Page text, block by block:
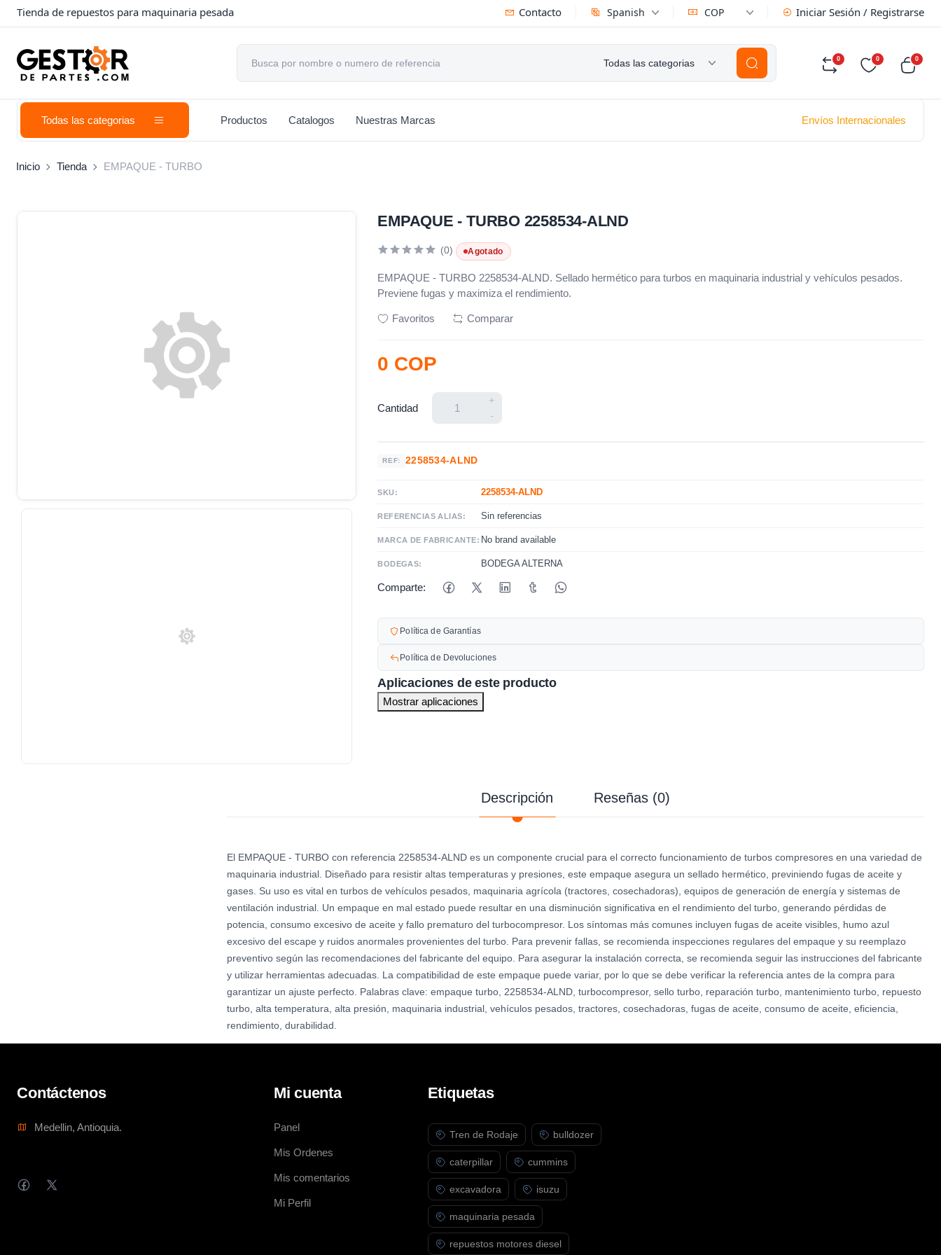
Tienda de repuestos para maquinaria pesada Contacto Spanish COP Iniciar Sesión / Registrarse
Todas las categorias 0 0 0
Todas las categorias Productos Catalogos Nuestras Marcas Envíos Internacionales
Inicio Tienda EMPAQUE - TURBO
EMPAQUE - TURBO 2258534-ALND
(0) Agotado
EMPAQUE - TURBO 2258534-ALND. Sellado hermético para turbos en maquinaria industrial y vehículos pesados.
Previene fugas y maximiza el rendimiento.
Favoritos Comparar
0 COP
Cantidad
+
-
REF: 2258534-ALND
SKU: 2258534-ALND
REFERENCIAS ALIAS: Sin referencias
MARCA DE FABRICANTE: No brand available
BODEGAS: BODEGA ALTERNA
Comparte:
Política de Garantías
Política de Devoluciones
Aplicaciones de este producto
Mostrar aplicaciones
Descripción Reseñas (0)
El EMPAQUE - TURBO con referencia 2258534-ALND es un componente crucial para el correcto funcionamiento de turbos compresores en una variedad de
maquinaria industrial. Diseñado para resistir altas temperaturas y presiones, este empaque asegura un sellado hermético, previniendo fugas de aceite y
gases. Su uso es vital en turbos de vehículos pesados, maquinaria agrícola (tractores, cosechadoras), equipos de generación de energía y sistemas de
ventilación industrial. Un empaque en mal estado puede resultar en una disminución significativa en el rendimiento del turbo, generando pérdidas de
potencia, consumo excesivo de aceite y fallo prematuro del turbocompresor. Los síntomas más comunes incluyen fugas de aceite visibles, humo azul
excesivo del escape y ruidos anormales provenientes del turbo. Para prevenir fallas, se recomienda inspecciones regulares del empaque y su reemplazo
preventivo según las recomendaciones del fabricante del equipo. Para asegurar la instalación correcta, se recomienda seguir las instrucciones del fabricante
y utilizar herramientas adecuadas. La compatibilidad de este empaque puede variar, por lo que se debe verificar la referencia antes de la compra para
garantizar un ajuste perfecto. Palabras clave: empaque turbo, 2258534-ALND, turbocompresor, sello turbo, reparación turbo, mantenimiento turbo, repuesto
turbo, alta temperatura, alta presión, maquinaria industrial, vehículos pesados, tractores, cosechadoras, fugas de aceite, consumo de aceite, eficiencia,
rendimiento, durabilidad.
Contáctenos
Medellin, Antioquia.
Mi cuenta
Panel
Mis Ordenes
Mis comentarios
Mi Perfil
Etiquetas
Tren de Rodaje bulldozer
caterpillar cummins
excavadora isuzu
maquinaria pesada
repuestos motores diesel